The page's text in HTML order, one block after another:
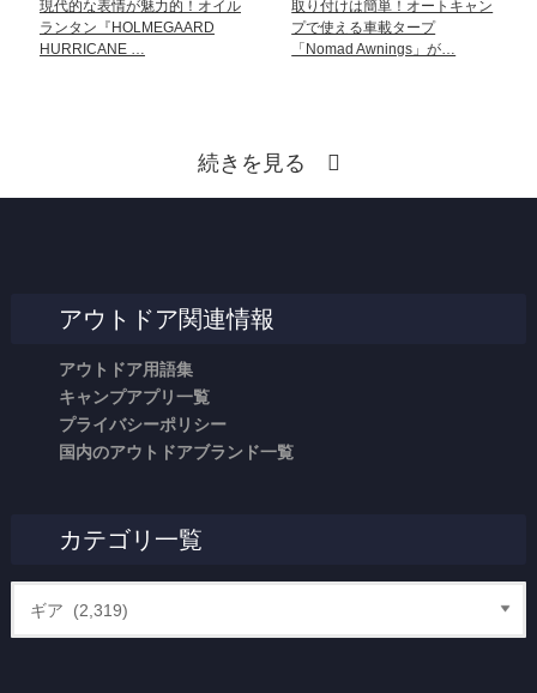
現代的な表情が魅力的！オイル
ランタン『HOLMEGAARD
HURRICANE …
取り付けは簡単！オートキャン
プで使える車載タープ
「Nomad Awnings」が…
続きを見る
アウトドア関連情報
アウトドア用語集
キャンプアプリ一覧
プライバシーポリシー
国内のアウトドアブランド一覧
カテゴリ一覧